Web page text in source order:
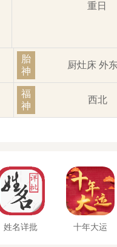
重日
胎
神
厨灶床 外
福
神
西北
姓名详批 十年大运